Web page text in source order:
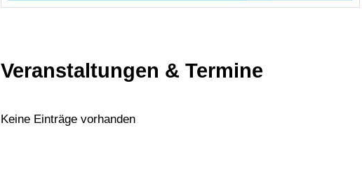
Veranstaltungen & Termine
Keine Einträge vorhanden